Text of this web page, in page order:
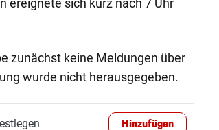
ereignete sich kurz nach 7 Uhr
zunächst keine Meldungen über
wurde nicht herausgegeben.
Hinzufügen